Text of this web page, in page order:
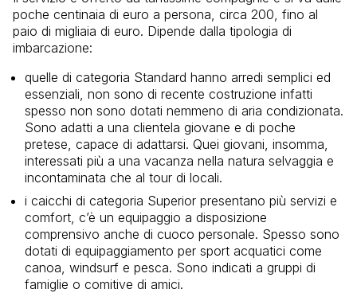
poche centinaia di euro a persona, circa 200, fino al
paio di migliaia di euro. Dipende dalla tipologia di
imbarcazione:
quelle di categoria Standard hanno arredi semplici ed
essenziali, non sono di recente costruzione infatti
spesso non sono dotati nemmeno di aria condizionata.
Sono adatti a una clientela giovane e di poche
pretese, capace di adattarsi. Quei giovani, insomma,
interessati più a una vacanza nella natura selvaggia e
incontaminata che al tour di locali.
i caicchi di categoria Superior presentano più servizi e
comfort, c’è un equipaggio a disposizione
comprensivo anche di cuoco personale. Spesso sono
dotati di equipaggiamento per sport acquatici come
canoa, windsurf e pesca. Sono indicati a gruppi di
famiglie o comitive di amici.